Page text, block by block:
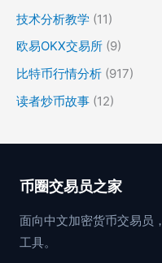
技术分析教学 (11)
欧易OKX交易所 (9)
比特币行情分析 (917)
读者炒币故事 (12)
币圈交易员之家
面向中文加密货币交易员
工具。